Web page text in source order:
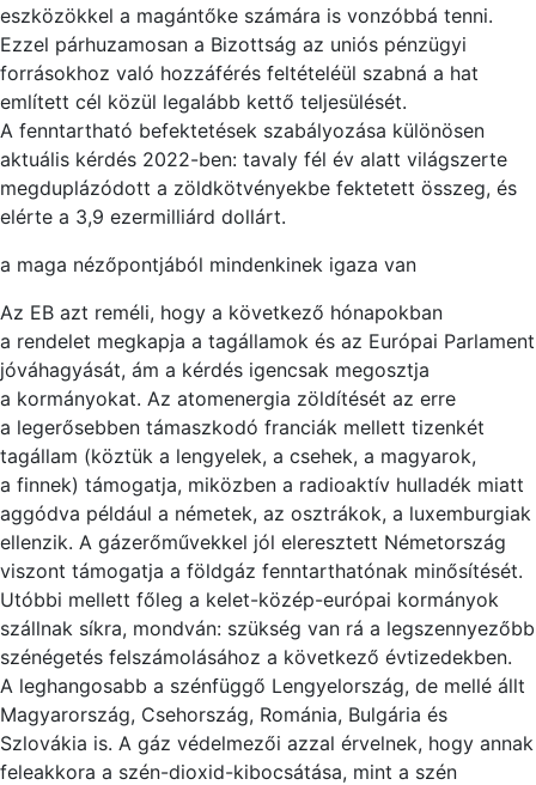
eszközökkel a magántőke számára is vonzóbbá tenni.
Ezzel párhuzamosan a Bizottság az uniós pénzügyi
forrásokhoz való hozzáférés feltételéül szabná a hat
említett cél közül legalább kettő teljesülését.
A fenntartható befektetések szabályozása különösen
aktuális kérdés 2022-ben: tavaly fél év alatt világszerte
megduplázódott a zöldkötvényekbe fektetett összeg, és
elérte a 3,9 ezermilliárd dollárt.
a maga nézőpontjából mindenkinek igaza van
Az EB azt reméli, hogy a következő hónapokban
a rendelet megkapja a tagállamok és az Európai Parlament
jóváhagyását, ám a kérdés igencsak megosztja
a kormányokat. Az atomenergia zöldítését az erre
a legerősebben támaszkodó franciák mellett tizenkét
tagállam (köztük a lengyelek, a csehek, a magyarok,
a finnek) támogatja, miközben a radioaktív hulladék miatt
aggódva például a németek, az osztrákok, a luxemburgiak
ellenzik. A gázerőművekkel jól eleresztett Németország
viszont támogatja a földgáz fenntarthatónak minősítését.
Utóbbi mellett főleg a kelet-közép-európai kormányok
szállnak síkra, mondván: szükség van rá a legszennyezőbb
szénégetés felszámolásához a következő évtizedekben.
A leghangosabb a szénfüggő Lengyelország, de mellé állt
Magyarország, Csehország, Románia, Bulgária és
Szlovákia is. A gáz védelmezői azzal érvelnek, hogy annak
feleakkora a szén-dioxid-kibocsátása, mint a szén